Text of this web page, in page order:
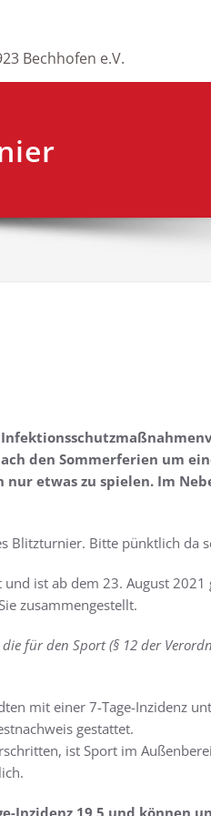
Bechhofen e.V.
den Sommerferien um
etwas zu spielen. Im
Blitzturnier. Bitte pünktlich da
ist ab dem 23. August
zusammengestellt.
für den Sport (§ 12 der
mit einer 7-Tage-Inzidenz
gestattet.
ist Sport im
Inzidenz 19,5 und können